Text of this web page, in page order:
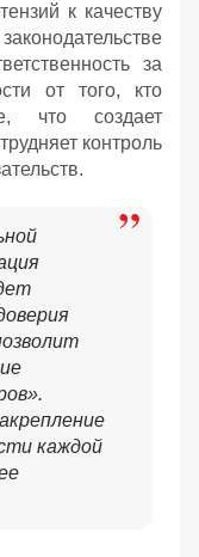
к качеству
за
от того, кто
что создает
контроль
каждой